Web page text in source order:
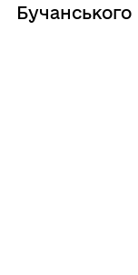
Бучанського